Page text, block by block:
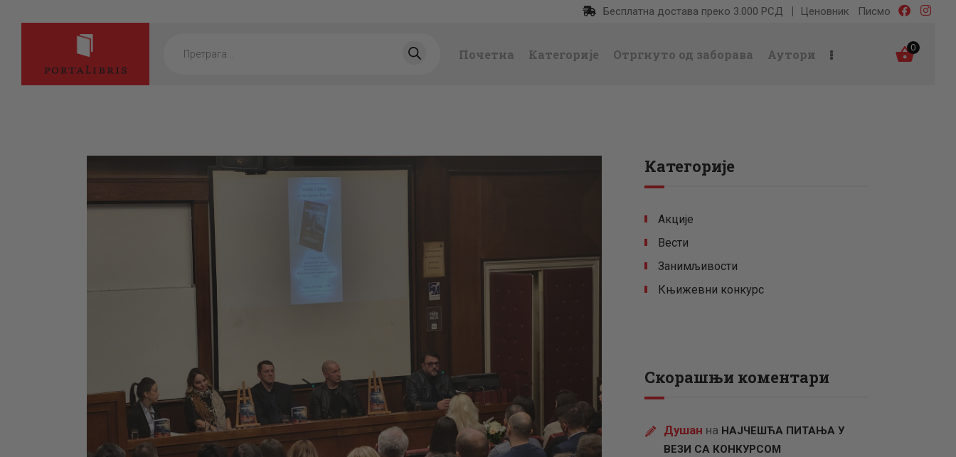
Бесплатна достава преко 3.000 РСД Ценовник Писмо
search
Почетна Категорије Отргнуто од заборава Аутори 0
КАТЕГОРИЈЕ
НОВЕ КЊИГЕ
ЗАБОРАВА
АУТОРИ
АКТУЕЛНОСТИ
ЦЕНОВНИК
ПИСМО
Категорије
Акције
Вести
Занимљивости
Књижевни конкурс
Скорашњи коментари
Душан на НАЈЧЕШЋА ПИТАЊА У
ВЕЗИ СА КОНКУРСОМ